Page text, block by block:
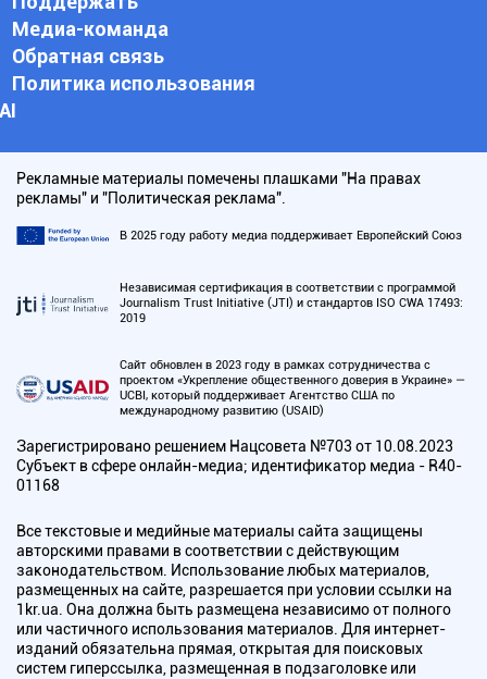
Медиа-команда
Обратная связь
Политика использования
АI
Рекламные материалы помечены плашками "На правах
рекламы" и "Политическая реклама".
В 2025 году работу медиа поддерживает Европейский Союз
Независимая сертификация в соответствии с программой
Journalism Trust Initiative (JTI) и стандартов ISO CWA 17493:
2019
Сайт обновлен в 2023 году в рамках сотрудничества с
проектом «Укрепление общественного доверия в Украине» —
UCBI, который поддерживает Агентство США по
международному развитию (USAID)
Зарегистрировано решением Нацсовета №703 от 10.08.2023
Субъект в сфере онлайн-медиа; идентификатор медиа - R40-
01168
Все текстовые и медийные материалы сайта защищены
авторскими правами в соответствии с действующим
законодательством. Использование любых материалов,
размещенных на сайте, разрешается при условии ссылки на
1kr.ua. Она должна быть размещена независимо от полного
или частичного использования материалов. Для интернет-
изданий обязательна прямая, открытая для поисковых
систем гиперссылка, размещенная в подзаголовке или